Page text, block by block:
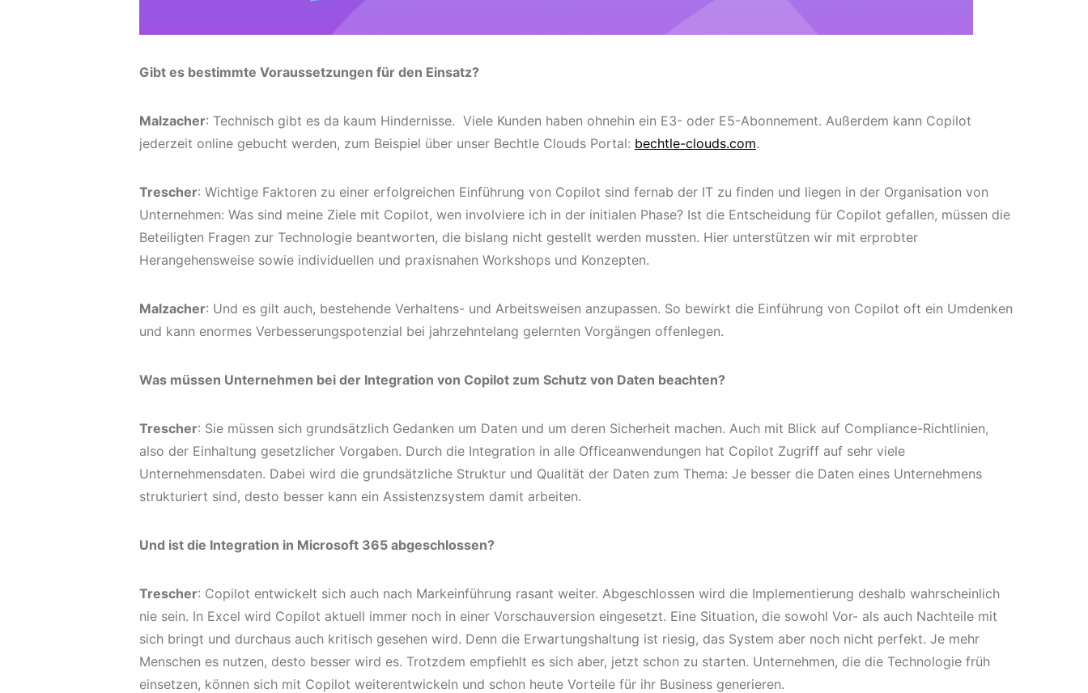
Gibt es bestimmte Voraussetzungen für den Einsatz?
Malzacher: Technisch gibt es da kaum Hindernisse. Viele Kunden haben ohnehin ein E3- oder E5-Abonnement. Außerdem kann Copilot
jederzeit online gebucht werden, zum Beispiel über unser Bechtle Clouds Portal: bechtle-clouds.com.
Trescher: Wichtige Faktoren zu einer erfolgreichen Einführung von Copilot sind fernab der IT zu finden und liegen in der Organisation von
Unternehmen: Was sind meine Ziele mit Copilot, wen involviere ich in der initialen Phase? Ist die Entscheidung für Copilot gefallen, müssen die
Beteiligten Fragen zur Technologie beantworten, die bislang nicht gestellt werden mussten. Hier unterstützen wir mit erprobter
Herangehensweise sowie individuellen und praxisnahen Workshops und Konzepten.
Malzacher: Und es gilt auch, bestehende Verhaltens- und Arbeitsweisen anzupassen. So bewirkt die Einführung von Copilot oft ein Umdenken
und kann enormes Verbesserungspotenzial bei jahrzehntelang gelernten Vorgängen offenlegen.
Was müssen Unternehmen bei der Integration von Copilot zum Schutz von Daten beachten?
Trescher: Sie müssen sich grundsätzlich Gedanken um Daten und um deren Sicherheit machen. Auch mit Blick auf Compliance-Richtlinien,
also der Einhaltung gesetzlicher Vorgaben. Durch die Integration in alle Officeanwendungen hat Copilot Zugriff auf sehr viele
Unternehmensdaten. Dabei wird die grundsätzliche Struktur und Qualität der Daten zum Thema: Je besser die Daten eines Unternehmens
strukturiert sind, desto besser kann ein Assistenzsystem damit arbeiten.
Und ist die Integration in Microsoft 365 abgeschlossen?
Trescher: Copilot entwickelt sich auch nach Markeinführung rasant weiter. Abgeschlossen wird die Implementierung deshalb wahrscheinlich
nie sein. In Excel wird Copilot aktuell immer noch in einer Vorschauversion eingesetzt. Eine Situation, die sowohl Vor- als auch Nachteile mit
sich bringt und durchaus auch kritisch gesehen wird. Denn die Erwartungshaltung ist riesig, das System aber noch nicht perfekt. Je mehr
Menschen es nutzen, desto besser wird es. Trotzdem empfiehlt es sich aber, jetzt schon zu starten. Unternehmen, die die Technologie früh
einsetzen, können sich mit Copilot weiterentwickeln und schon heute Vorteile für ihr Business generieren.